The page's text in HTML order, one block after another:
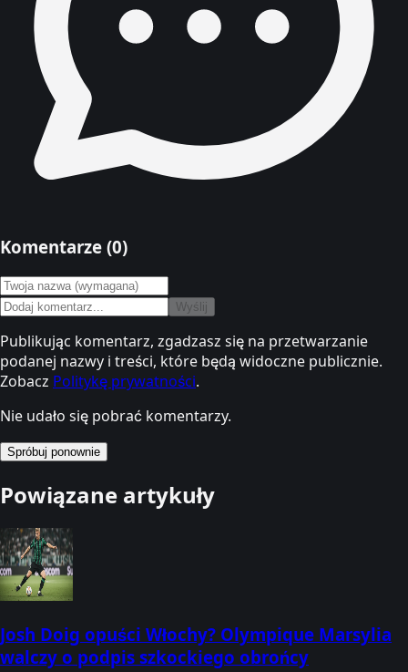
Komentarze (0)
Wyślij
Publikując komentarz, zgadzasz się na przetwarzanie
podanej nazwy i treści, które będą widoczne publicznie.
Zobacz Politykę prywatności.
Nie udało się pobrać komentarzy.
Spróbuj ponownie
Powiązane artykuły
Josh Doig opuści Włochy? Olympique Marsylia
walczy o podpis szkockiego obrońcy